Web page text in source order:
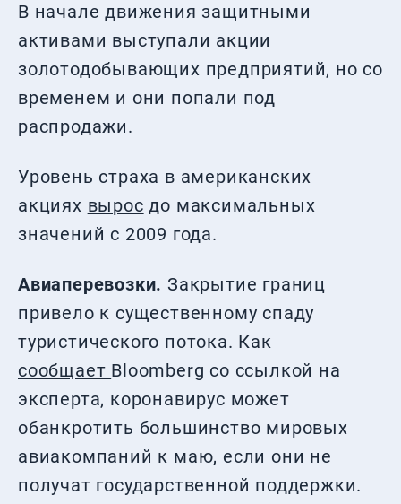
В начале движения защитными
активами выступали акции
золотодобывающих предприятий, но со
временем и они попали под
распродажи.
Уровень страха в американских
акциях вырос до максимальных
значений с 2009 года.
Авиаперевозки. Закрытие границ
привело к существенному спаду
туристического потока. Как
сообщает Bloomberg со ссылкой на
эксперта, коронавирус может
обанкротить большинство мировых
авиакомпаний к маю, если они не
получат государственной поддержки.